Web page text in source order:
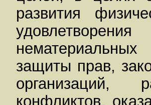
развития
защиты прав,
организаций,
конфликтов,